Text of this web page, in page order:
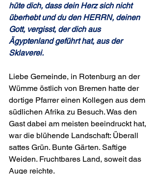
hüte dich, dass dein Herz sich nicht
überhebt und du den HERRN, deinen
Gott, vergisst, der dich aus
Ägyptenland geführt hat, aus der
Sklaverei.
Liebe Gemeinde, in Rotenburg an der
Wümme östlich von Bremen hatte der
dortige Pfarrer einen Kollegen aus dem
südlichen Afrika zu Besuch. Was den
Gast dabei am meisten beeindruckt hat,
war die blühende Landschaft: Überall
sattes Grün. Bunte Gärten. Saftige
Weiden. Fruchtbares Land, soweit das
Auge reichte.